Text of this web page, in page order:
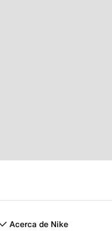
Acerca de Nike